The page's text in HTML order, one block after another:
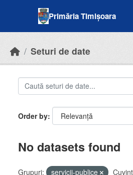
Primăria Timișoara
Seturi de date
Order by
No datasets found
Grupuri: servicii-publice